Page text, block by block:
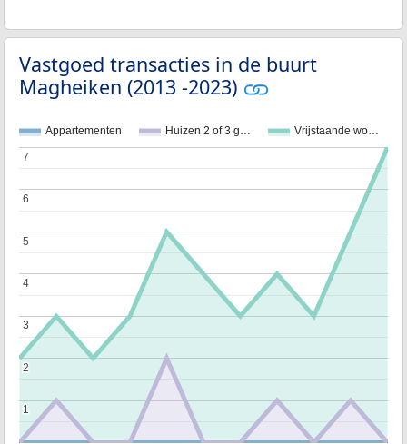
Vastgoed transacties in de buurt
Magheiken (2013 -2023)
Appartementen Huizen 2 of 3 g… Vrijstaande wo…
1
1
2
2
3
3
4
4
5
5
6
6
7
7